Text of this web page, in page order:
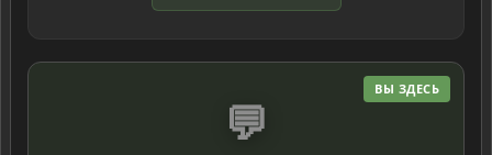
ВЫ ЗДЕСЬ
💬